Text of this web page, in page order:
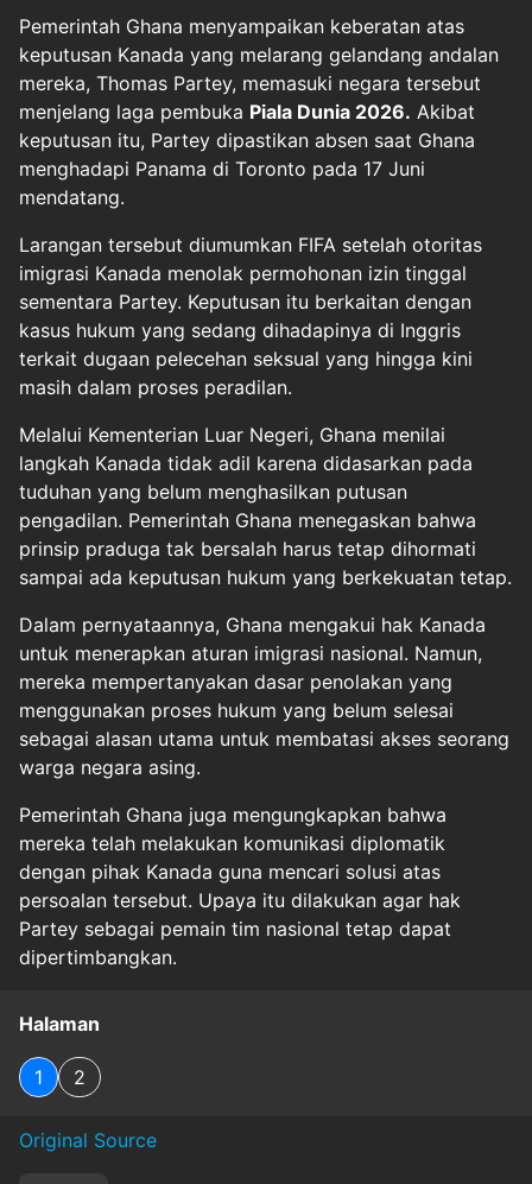
Pemerintah Ghana menyampaikan keberatan atas
keputusan Kanada yang melarang gelandang andalan
mereka, Thomas Partey, memasuki negara tersebut
menjelang laga pembuka Piala Dunia 2026. Akibat
keputusan itu, Partey dipastikan absen saat Ghana
menghadapi Panama di Toronto pada 17 Juni
mendatang.
Larangan tersebut diumumkan FIFA setelah otoritas
imigrasi Kanada menolak permohonan izin tinggal
sementara Partey. Keputusan itu berkaitan dengan
kasus hukum yang sedang dihadapinya di Inggris
terkait dugaan pelecehan seksual yang hingga kini
masih dalam proses peradilan.
Melalui Kementerian Luar Negeri, Ghana menilai
langkah Kanada tidak adil karena didasarkan pada
tuduhan yang belum menghasilkan putusan
pengadilan. Pemerintah Ghana menegaskan bahwa
prinsip praduga tak bersalah harus tetap dihormati
sampai ada keputusan hukum yang berkekuatan tetap.
Dalam pernyataannya, Ghana mengakui hak Kanada
untuk menerapkan aturan imigrasi nasional. Namun,
mereka mempertanyakan dasar penolakan yang
menggunakan proses hukum yang belum selesai
sebagai alasan utama untuk membatasi akses seorang
warga negara asing.
Pemerintah Ghana juga mengungkapkan bahwa
mereka telah melakukan komunikasi diplomatik
dengan pihak Kanada guna mencari solusi atas
persoalan tersebut. Upaya itu dilakukan agar hak
Partey sebagai pemain tim nasional tetap dapat
dipertimbangkan.
Halaman
1 2
Original Source